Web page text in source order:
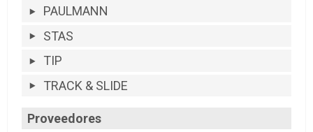
PAULMANN
STAS
TIP
TRACK & SLIDE
Proveedores